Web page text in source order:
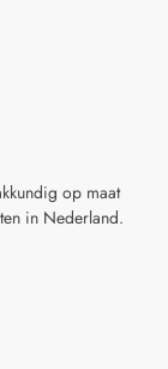
op maat
in Nederland.